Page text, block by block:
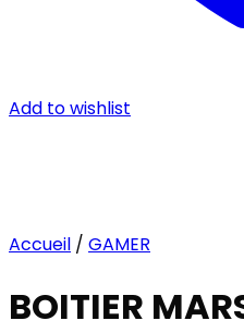
Add to wishlist
Accueil / GAMER
BOITIER